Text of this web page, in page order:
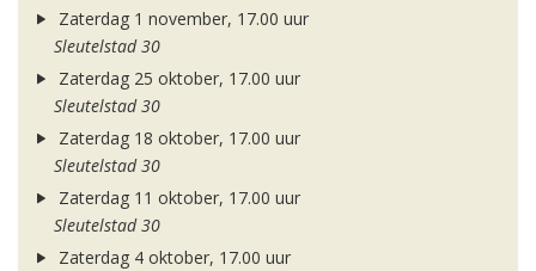
Zaterdag 1 november, 17.00 uur
Sleutelstad 30
Zaterdag 25 oktober, 17.00 uur
Sleutelstad 30
Zaterdag 18 oktober, 17.00 uur
Sleutelstad 30
Zaterdag 11 oktober, 17.00 uur
Sleutelstad 30
Zaterdag 4 oktober, 17.00 uur